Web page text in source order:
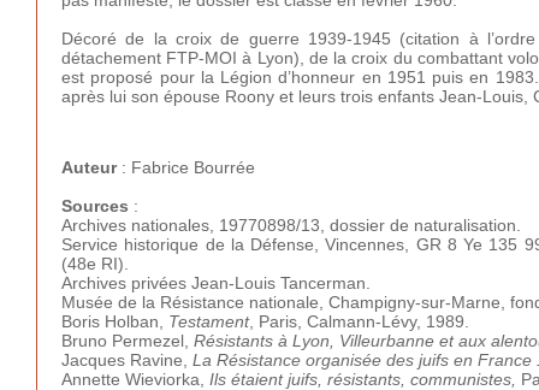
Décoré de la croix de guerre 1939-1945 (citation à
détachement FTP-MOI à Lyon), de la croix du combattant
est proposé pour la Légion d’honneur en 1951 puis en
après lui son épouse Roony et leurs trois enfants Jean-Louis,
Auteur: Fabrice Bourrée
Sources :
Archives nationales, 19770898/13, dossier de naturalisation.
Service historique de la Défense, Vincennes, GR 8 Ye 135
(48e RI).
Archives privées Jean-Louis Tancerman.
Musée de la Résistance nationale, Champigny-sur-Marne,
Boris Holban, Testament, Paris, Calmann-Lévy, 1989.
Bruno Permezel, Résistants à Lyon, Villeurbanne et aux
Jacques Ravine, La Résistance organisée des juifs en France
Annette Wieviorka, Ils étaient juifs, résistants, communistes,